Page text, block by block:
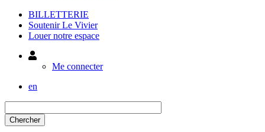
BILLETTERIE
Soutenir Le Vivier
Louer notre espace
Utilisateur
Me connecter
en